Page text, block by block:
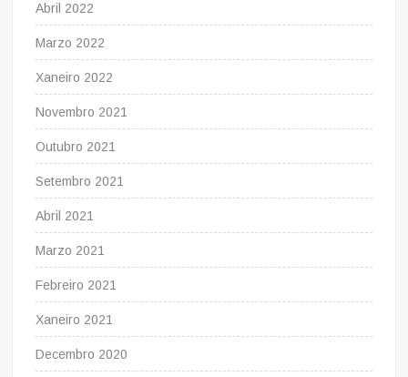
Abril 2022
Marzo 2022
Xaneiro 2022
Novembro 2021
Outubro 2021
Setembro 2021
Abril 2021
Marzo 2021
Febreiro 2021
Xaneiro 2021
Decembro 2020